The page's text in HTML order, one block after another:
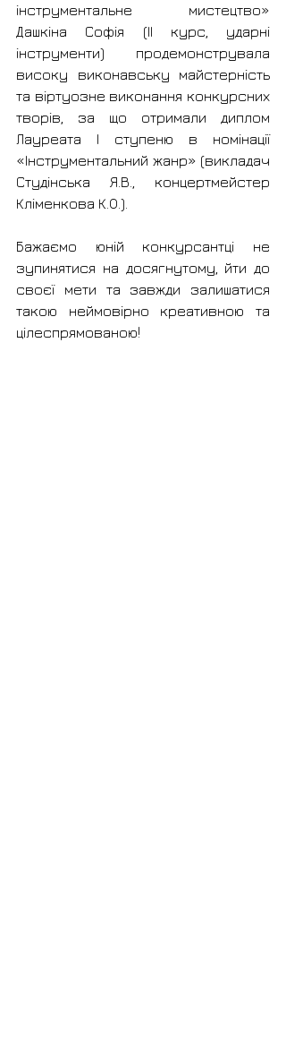
інструментальне мистецтво»
Дашкіна Софія (ІІ курс, ударні
інструменти) продемонструвала
високу виконавську майстерність
та віртуозне виконання конкурсних
творів, за що отримали диплом
Лауреата І ступеню в номінації
«Інструментальний жанр» (викладач
Студінська Я.В., концертмейстер
Кліменкова К.О.).
Бажаємо юній конкурсантці не
зупинятися на досягнутому, йти до
своєї мети та завжди залишатися
такою неймовірно креативною та
цілеспрямованою!